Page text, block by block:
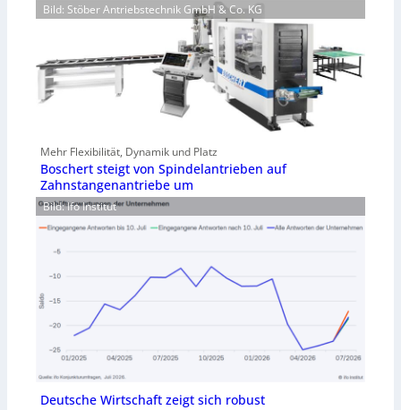
Bild: Stöber Antriebstechnik GmbH & Co. KG
Mehr Flexibilität, Dynamik und Platz
Boschert steigt von Spindelantrieben auf
Zahnstangenantriebe um
Bild: Ifo Institut
Deutsche Wirtschaft zeigt sich robust